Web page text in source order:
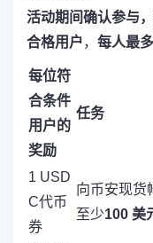
活动期间确认参与
合格用户， 每人最
每位符
合条件
用户的
奖励
任务
1 USD
C代币
券
向币安现货
至少100 美